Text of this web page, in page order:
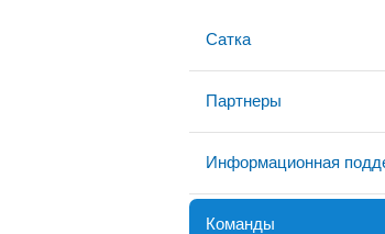
Сатка
Партнеры
Информационная
Команды